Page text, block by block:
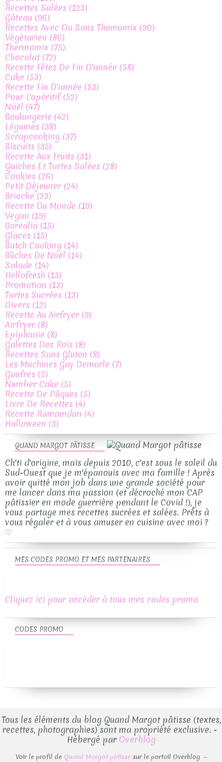
QUAND MARGOT PÂTISSE
Ch'ti d'origine, mais depuis 2010, c'est sous le soleil du
Sud-Ouest que je m'épanouis avec ma famille ! Après
avoir quitté mon job dans une grande société pour
me lancer dans ma passion (et décroché mon CAP
pâtissier en mode guerrière pendant le Covid !), je
vous partage mes recettes sucrées et salées. Prêts à
vous régaler et à vous amuser en cuisine avec moi ?
♡
Recettes Salées (123)
Gâteau (96)
Recettes Avec Ou Sans Themomix (90)
Végétarien (86)
Thermomix (75)
Chocolat(72)
Recette Fêtes De Fin D'année (58)
Cake (53)
Recette Fin D'année (53)
Pour L'apéritif(52)
Noël (47)
Boulangerie (42)
Légumes (38)
Scrapcooking (37)
Biscuits (35)
Recette Aux Fruits (31)
Quiches Et Tartes Salées (28)
Cookies (26)
Petit Déjeuner (24)
Brioche(23)
Recette Du Monde (19)
Vegan (19)
Borealia (15)
Glaces (15)
Batch Cooking (14)
Bûches De Noël (14)
Salade (14)
Hellofresh (13)
Promotion (13)
Tartes Sucrées (13)
Divers (12)
Recette Au Airfryer (9)
Airfryer (8)
Epiphanie (8)
Galettes Des Rois (8)
Recettes Sans Gluten (8)
Les Machines Guy Demarle (7)
Gaufres (5)
Number Cake (5)
Recette De Pâques (5)
Livre De Recettes (4)
Recette Ramamdan (4)
Halloween (3)
CODES PROMO
MES CODES PROMO ET MES PARTENAIRES
Cliquez ici pour accéder à tous mes codes promo
Tous les éléments du blog Quand Margot pâtisse (textes,
recettes, photographies) sont ma propriété exclusive. -
Hébergé par Overblog
Voir le profil de Quand Margot pâtisse sur le portail Overblog